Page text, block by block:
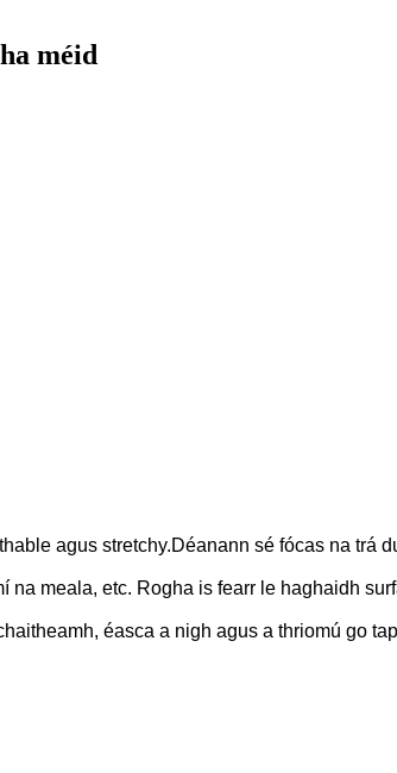
méid
agus stretchy.Déanann sé fócas na trá
meala, etc. Rogha is fearr le haghaidh
éasca a nigh agus a thriomú go